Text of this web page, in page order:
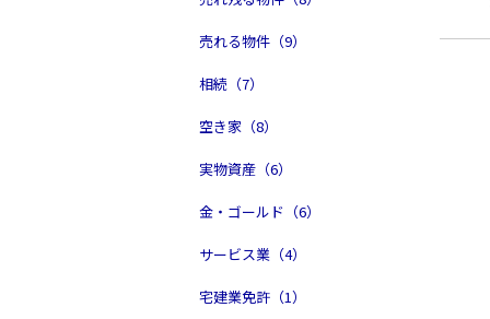
売れる物件（9）
相続（7）
空き家（8）
実物資産（6）
金・ゴールド（6）
サービス業（4）
宅建業免許（1）